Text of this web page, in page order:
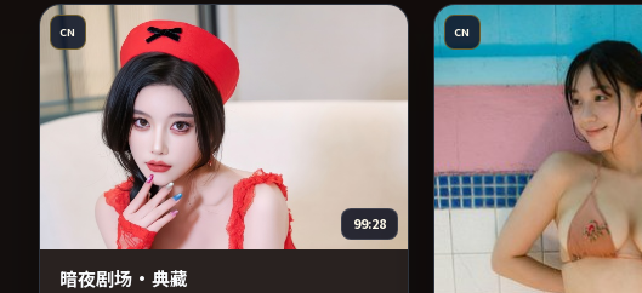
CN
99:28
暗夜剧场·典藏
CN